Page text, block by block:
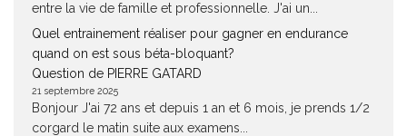
entre la vie de famille et professionnelle. J'ai un...
Quel entrainement réaliser pour gagner en endurance
quand on est sous béta-bloquant?
Question de PIERRE GATARD
21 septembre 2025
Bonjour J'ai 72 ans et depuis 1 an et 6 mois, je prends 1/2
corgard le matin suite aux examens...